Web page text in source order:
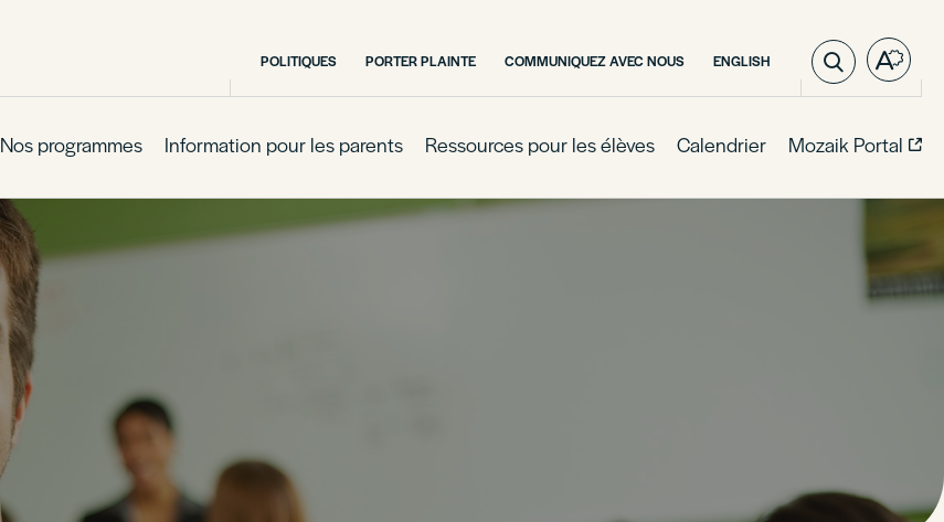
POLITIQUES PORTER PLAINTE COMMUNIQUEZ AVEC NOUS ENGLISHVISIT
PAGE
IN:
Open
the
Nos programmes Information pour les parents Ressources pour les élèves Calendrier Mozaik Portal